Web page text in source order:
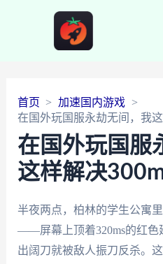
首页
加速国内游戏
在国外玩国服永劫无间，我
在国外玩国服
这样解决
半夜两点，柏林的学生公寓
——屏幕上顶着320ms的红色
出阔刀就被敌人振刀反杀。